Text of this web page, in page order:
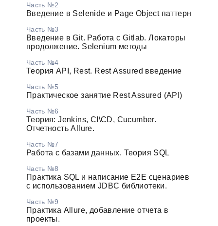
Часть №2
Введение в Selenide и Page Object паттерн
Часть №3
Введение в Git. Работа с Gitlab. Локаторы
продолжение. Selenium методы
Часть №4
Теория API, Rest. Rest Assured введение
Часть №5
Практическое занятие Rest Assured (API)
Часть №6
Теория: Jenkins, CI\CD, Cucumber.
Отчетность Allure.
Часть №7
Работа с базами данных. Теория SQL
Часть №8
Практика SQL и написание E2E сценариев
с использованием JDBC библиотеки.
Часть №9
Практика Allure, добавление отчета в
проекты.